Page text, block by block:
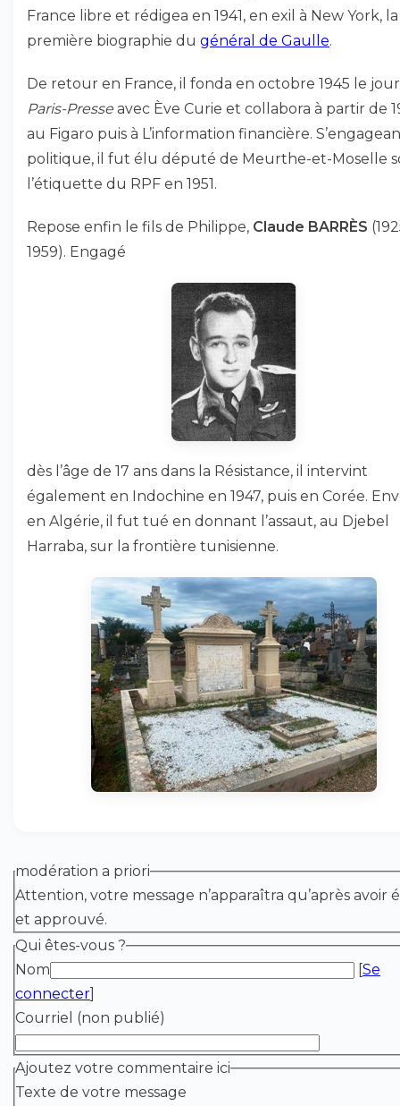
France libre et rédigea en 1941, en exil à New York, la
première biographie du général de Gaulle.
De retour en France, il fonda en octobre 1945 le
Paris-Presse avec Ève Curie et collabora à partir de
au Figaro puis à L’information financière.
politique, il fut élu député de Meurthe-et-Moselle
l’étiquette du RPF en 1951.
Repose enfin le fils de Philippe, Claude BARRÈS
1959). Engagé
dès l’âge de 17 ans dans la Résistance, il intervint
également en Indochine en 1947, puis en Corée.
en Algérie, il fut tué en donnant l’assaut, au Djebel
Harraba, sur la frontière tunisienne.
modération a priori
Attention, votre message n’apparaîtra qu’après avoir
et approuvé.
Qui êtes-vous ?
Nom
[Se
connecter]
Courriel (non publié)
Ajoutez votre commentaire ici
Texte de votre message